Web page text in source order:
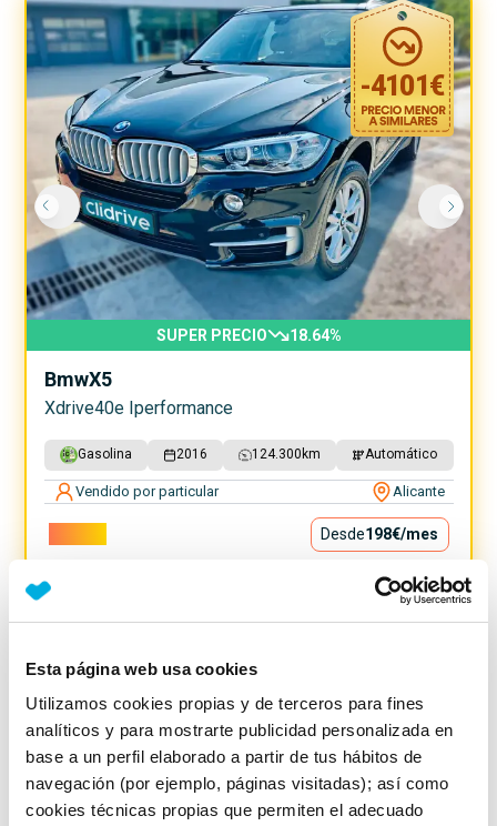
Esta página web usa cookies
Utilizamos cookies propias y de terceros para fines
analíticos y para mostrarte publicidad personalizada en
base a un perfil elaborado a partir de tus hábitos de
navegación (por ejemplo, páginas visitadas); así como
cookies técnicas propias que permiten el adecuado
-4101€
SUPER PRECIO 18.64%
BmwX5
Xdrive40e Iperformance
Gasolina 2016 124.300 km Automático
Vendido por particular Alicante
Desde198€/mes